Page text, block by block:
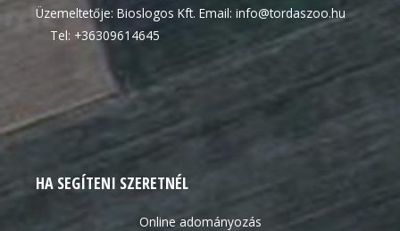
Üzemeltetője: Bioslogos Kft. Email: info@tordaszoo.hu
Tel: +36309614645
HA SEGÍTENI SZERETNÉL
Online adományozás